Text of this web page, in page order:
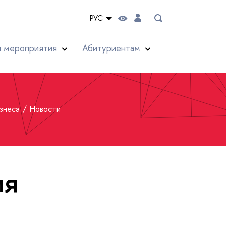
РУС
мероприятия Абитуриентам
Новости